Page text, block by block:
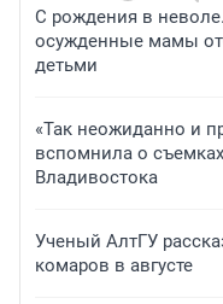
С рождения в
осужденные мамы
детьми
«Так неожиданно и
вспомнила о
Владивостока
Ученый АлтГУ
комаров в августе